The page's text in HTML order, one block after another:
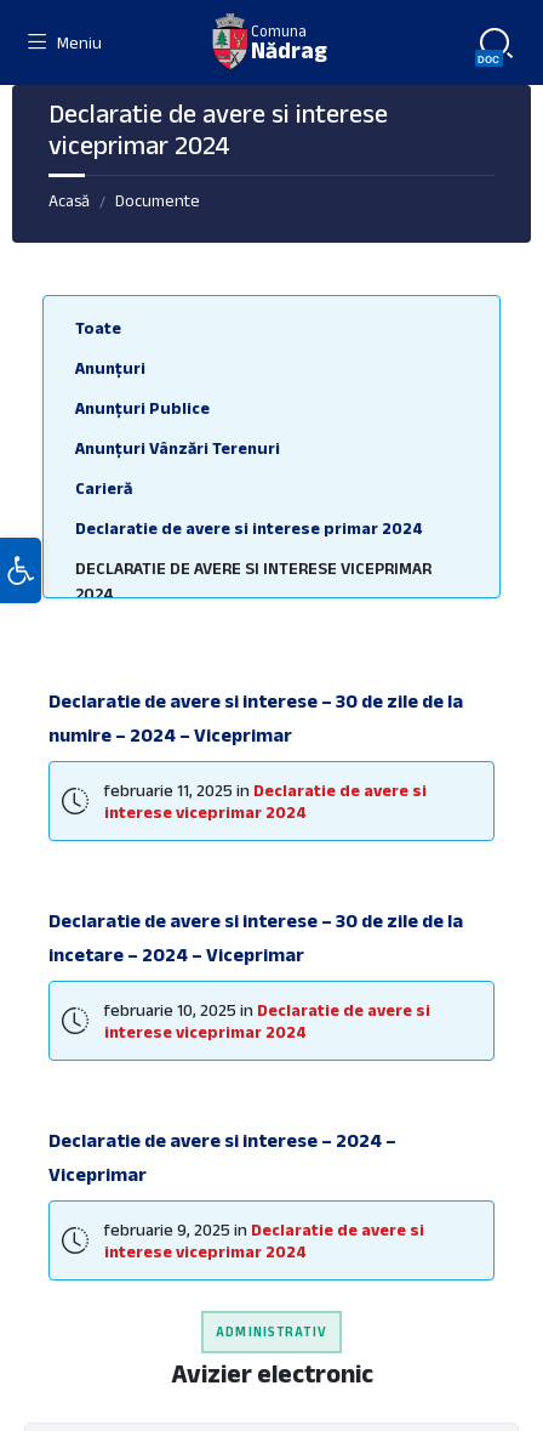
Deschide bara de unelte
Meniu
Comuna
Nădrag
Declaratie de avere si interese
viceprimar 2024
Acasă / Documente
Toate
Anunțuri
Anunțuri Publice
Anunțuri Vânzări Terenuri
Carieră
Declaratie de avere si interese primar 2024
DECLARATIE DE AVERE SI INTERESE VICEPRIMAR
2024
Declaratii de avere si interese Consilieri Locali
Declaratii de avere si interese functionari
publici 2024
Monitorul Oficial Local
Organigrama şi statul de funcţii
Posturi Vacante
Procese-Verbale
Registrul pentru evidența dispozițiilor
autorității executive
autorității deliberative
Ședințe ale Consiliului Local
Declaratie de avere si interese – 30 de zile de la
numire – 2024 – Viceprimar
februarie 11, 2025 in Declaratie de avere si
interese viceprimar 2024
Declaratie de avere si interese – 30 de zile de la
incetare – 2024 – Viceprimar
februarie 10, 2025 in Declaratie de avere si
interese viceprimar 2024
Declaratie de avere si interese – 2024 –
Viceprimar
februarie 9, 2025 in Declaratie de avere si
interese viceprimar 2024
ADMINISTRATIV
Avizier electronic